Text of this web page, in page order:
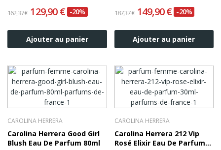
162,37 € 129,90 € -20%
Ajouter au panier
187,37 € 149,90 € -20%
Ajouter au panier
CAROLINA HERRERA
Carolina Herrera Good Girl
Blush Eau De Parfum 80ml
CAROLINA HERRERA
Carolina Herrera 212 Vip
Rosé Elixir Eau De Parfum